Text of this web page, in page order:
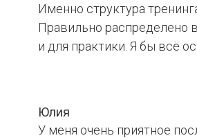
Именно структура
Правильно распределено
и для практики. Я бы всё
Юлия
У меня очень приятное